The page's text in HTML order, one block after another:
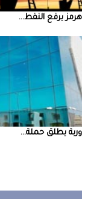
‮‬هرمز‮‬‭ ‬يرفع‭ ‬النفط‭ ...
‮‬وربة‮‬‭ ‬يطلق‭ ‬حملة‭ ...